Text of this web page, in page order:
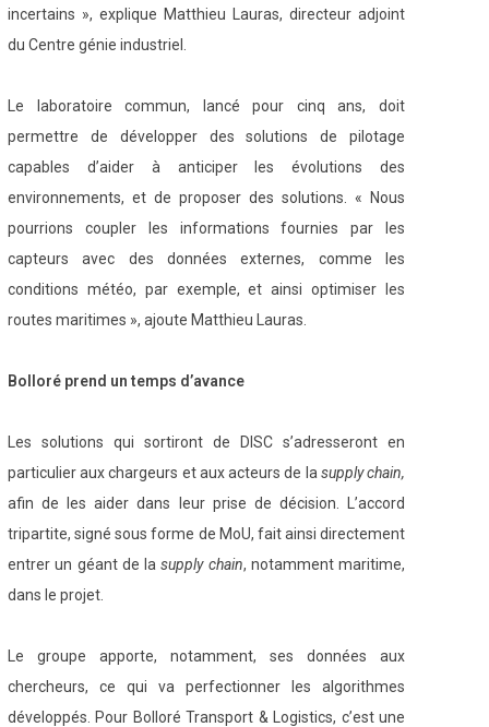
incertains », explique Matthieu Lauras, directeur adjoint
du Centre génie industriel.
Le laboratoire commun, lancé pour cinq ans, doit
permettre de développer des solutions de pilotage
capables d’aider à anticiper les évolutions des
environnements, et de proposer des solutions. « Nous
pourrions coupler les informations fournies par les
capteurs avec des données externes, comme les
conditions météo, par exemple, et ainsi optimiser les
routes maritimes », ajoute Matthieu Lauras.
Bolloré prend un temps d’avance
Les solutions qui sortiront de DISC s’adresseront en
particulier aux chargeurs et aux acteurs de la supply chain,
afin de les aider dans leur prise de décision. L’accord
tripartite, signé sous forme de MoU, fait ainsi directement
entrer un géant de lasupply chain, notamment maritime,
dans le projet.
Le groupe apporte, notamment, ses données aux
chercheurs, ce qui va perfectionner les algorithmes
développés. Pour Bolloré Transport & Logistics, c’est une